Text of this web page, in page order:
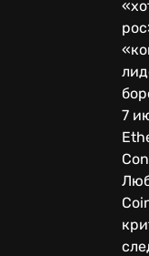
7